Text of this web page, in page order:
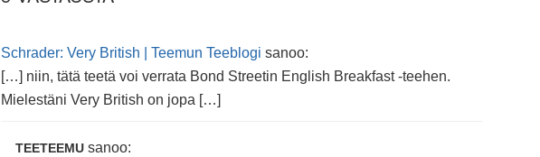
Schrader: Very British | Teemun Teeblogi sanoo:
[…] niin, tätä teetä voi verrata Bond Streetin English Breakfast -teehen.
Mielestäni Very British on jopa […]
TEETEEMU sanoo: